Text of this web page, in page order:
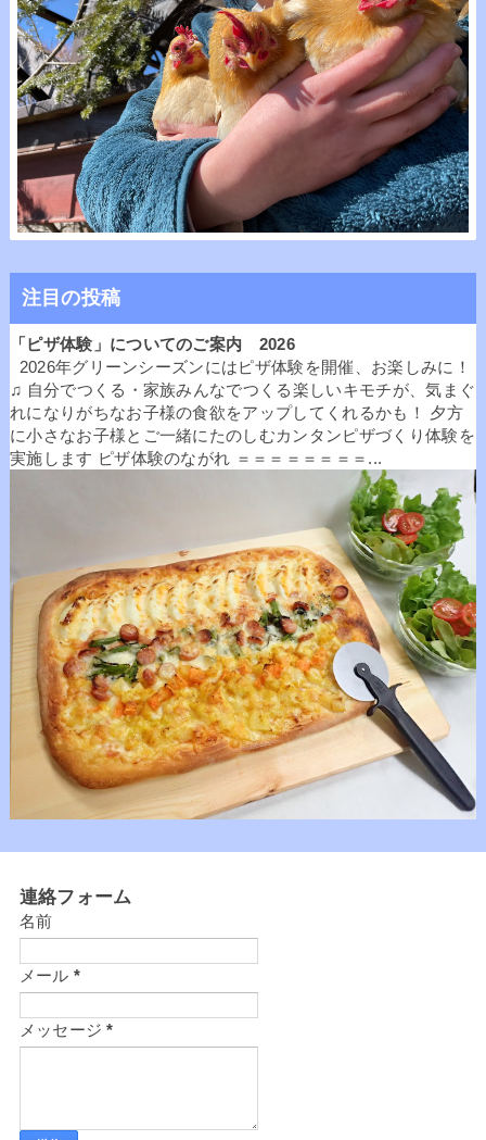
注目の投稿
「ピザ体験」についてのご案内 2026
2026年グリーンシーズンにはピザ体験を開催、お楽しみに！
♫ 自分でつくる・家族みんなでつくる楽しいキモチが、気まぐ
れになりがちなお子様の食欲をアップしてくれるかも！ 夕方
に小さなお子様とご一緒にたのしむカンタンピザづくり体験を
実施します ピザ体験のながれ ＝＝＝＝＝＝＝＝...
連絡フォーム
名前
メール *
メッセージ*